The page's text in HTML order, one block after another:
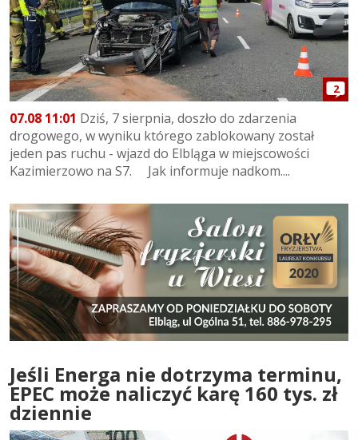
2
07.08 11:01 Dziś, 7 sierpnia, doszło do zdarzenia
drogowego, w wyniku którego zablokowany został
jeden pas ruchu - wjazd do Elbląga w miejscowości
Kazimierzowo na S7. Jak informuje nadkom....
Jeśli Energa nie dotrzyma terminu,
EPEC może naliczyć karę 160 tys. zł
dziennie